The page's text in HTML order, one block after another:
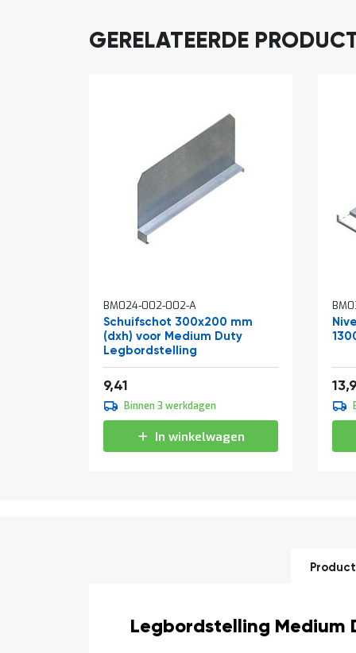
GERELATEERDE
BM024-002-002-A
Schuifschot 300x200 mm
(dxh) voor Medium Duty
Legbordstelling
9,41
Binnen 3 werkdagen
In winkelwagen
Productomschrijving
Legbordstelling Medium